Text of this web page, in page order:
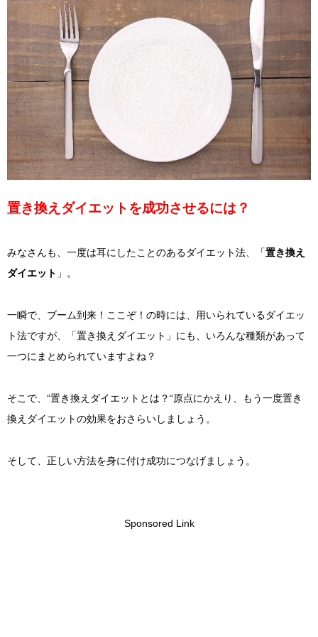
置き換えダイエットを成功させるには？
みなさんも、一度は耳にしたことのあるダイエット法、「置き換え
ダイエット 」。
一瞬で、ブーム到来！ここぞ！の時には、用いられているダイエッ
ト法ですが、「置き換えダイエット」にも、いろんな種類があって
一つにまとめられていますよね？
そこで、“置き換えダイエットとは？“原点にかえり、もう一度置き
換えダイエットの効果をおさらいしましょう。
そして、正しい方法を身に付け成功につなげましょう。
Sponsored Link